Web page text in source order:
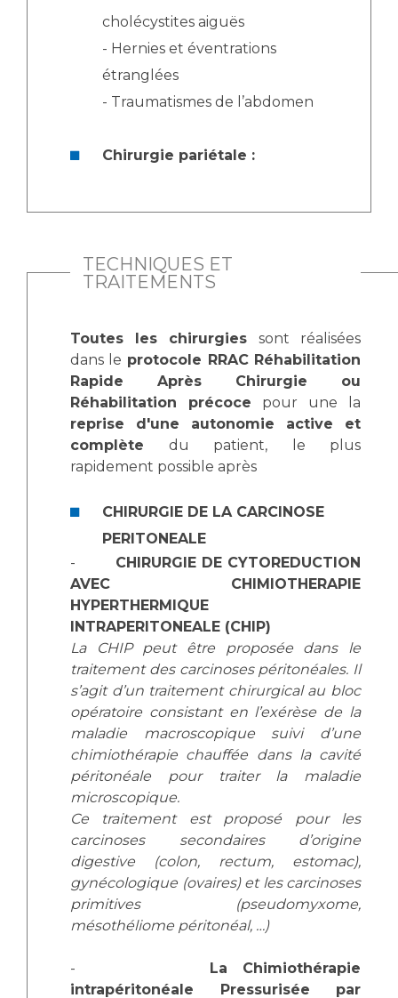
cholécystites aiguës
- Hernies et éventrations
étranglées
- Traumatismes de l’abdomen
Chirurgie pariétale :
TECHNIQUES ET
TRAITEMENTS
Toutes les chirurgies sont réalisées
dans le protocole RRAC Réhabilitation
Rapide Après Chirurgie ou
Réhabilitation précoce pour une
la
reprise d'une autonomie active et
complète du patient, le plus
rapidement possible après
CHIRURGIE DE LA CARCINOSE
PERITONEALE
- CHIRURGIE DE CYTOREDUCTION
AVEC CHIMIOTHERAPIE
HYPERTHERMIQUE
INTRAPERITONEALE (CHIP)
La CHIP peut être proposée dans le
traitement des carcinoses péritonéales. Il
s’agit d’un traitement chirurgical au bloc
opératoire consistant en l’exérèse de la
maladie macroscopique suivi d’une
chimiothérapie chauffée dans la cavité
péritonéale pour traiter la maladie
microscopique.
Ce traitement est proposé pour les
carcinoses secondaires d’origine
digestive (colon, rectum, estomac),
gynécologique (ovaires) et les carcinoses
primitives (pseudomyxome,
mésothéliome péritonéal, …)
- La Chimiothérapie
intrapéritonéale Pressurisée par